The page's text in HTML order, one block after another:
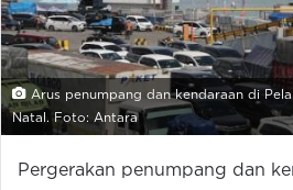
Arus penumpang dan kendaraan di
Natal. Foto: Antara
Pergerakan penumpang dan